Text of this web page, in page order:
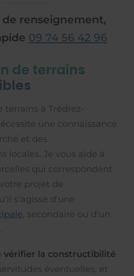
renseignement,
09 74 56 42 96
de terrains
à Trédrez-
une connaissance
et des
locales. Je vous aide à
qui correspondent
projet de
s'agisse d'une
, secondaire ou d'un
vérifier la constructibilité
éventuelles, et